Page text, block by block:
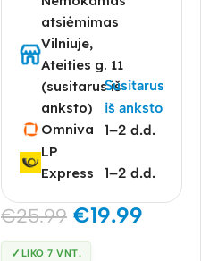
atsiėmimas
Vilniuje,
Ateities g. 11
(susitarus iš
anksto)
Susitarus
iš anksto
Omniva
1–2 d.d.
LP
Express
1–2 d.d.
€25.99 €19.99
✓ LIKO 7 VNT.